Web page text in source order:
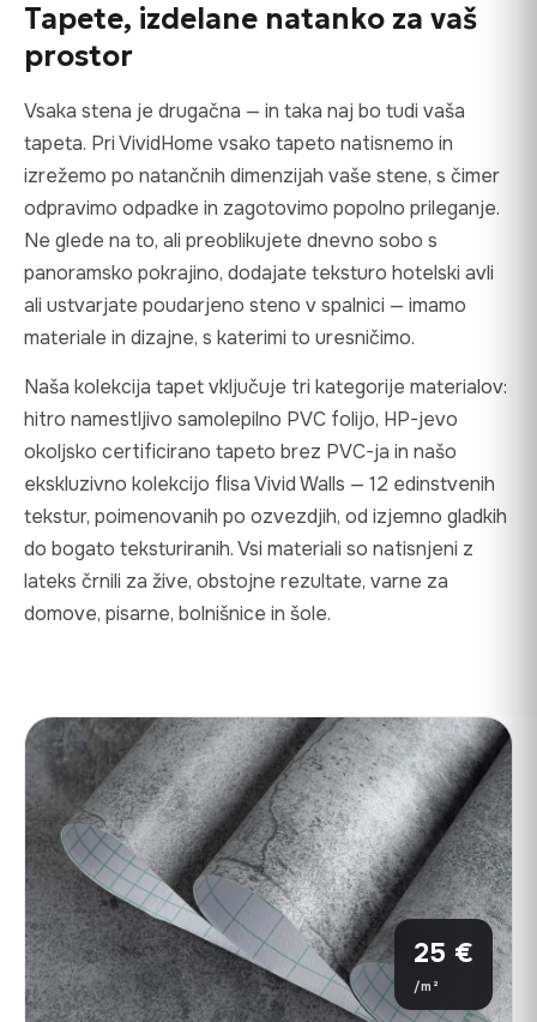
Tapete, izdelane natanko za vaš
prostor
Vsaka stena je drugačna — in taka naj bo tudi vaša
tapeta. Pri VividHome vsako tapeto natisnemo in
izrežemo po natančnih dimenzijah vaše stene, s čimer
odpravimo odpadke in zagotovimo popolno prileganje.
Ne glede na to, ali preoblikujete dnevno sobo s
panoramsko pokrajino, dodajate teksturo hotelski avli
ali ustvarjate poudarjeno steno v spalnici — imamo
materiale in dizajne, s katerimi to uresničimo.
Naša kolekcija tapet vključuje tri kategorije materialov:
hitro namestljivo samolepilno PVC folijo, HP-jevo
okoljsko certificirano tapeto brez PVC-ja in našo
ekskluzivno kolekcijo flisa Vivid Walls — 12 edinstvenih
tekstur, poimenovanih po ozvezdjih, od izjemno gladkih
do bogato teksturiranih. Vsi materiali so natisnjeni z
lateks črnili za žive, obstojne rezultate, varne za
domove, pisarne, bolnišnice in šole.
25 €
/m²